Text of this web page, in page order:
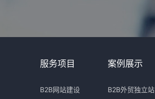
服务项目
B2B网站建设
案例展示
B2B外贸独立站